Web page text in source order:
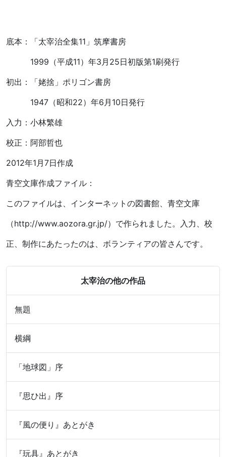
底本：「太宰治全集11」筑摩書房
1999（平成11）年3月25日初版第1刷発行
初出：「姥捨」ポリゴン書房
1947（昭和22）年6月10日発行
入力：小林繁雄
校正：阿部哲也
2012年1月7日作成
青空文庫作成ファイル：
このファイルは、インターネットの図書館、青空文庫
（http://www.aozora.gr.jp/）で作られました。入力、校
正、制作にあたったのは、ボランティアの皆さんです。
太宰治の他の作品
無題
横綱
「地球図」序
『思ひ出』序
『風の便り』あとがき
『玩具』あとがき